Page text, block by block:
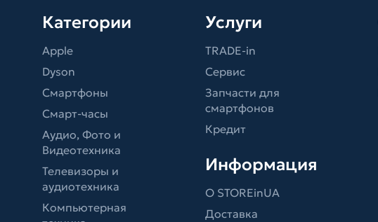
Категории
Apple
Dyson
Смартфоны
Смарт-часы
Аудио, Фото и
Видеотехника
Телевизоры и
аудиотехника
Компьютерная
Услуги
TRADE-in
Сервис
Запчасти для
смартфонов
Кредит
Информация
О STOREinUA
Доставка